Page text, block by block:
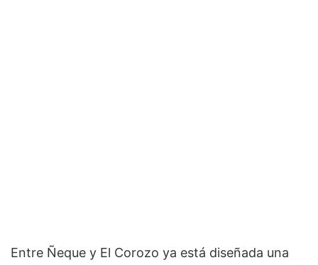
Entre Ñeque y El Corozo ya está diseñada una